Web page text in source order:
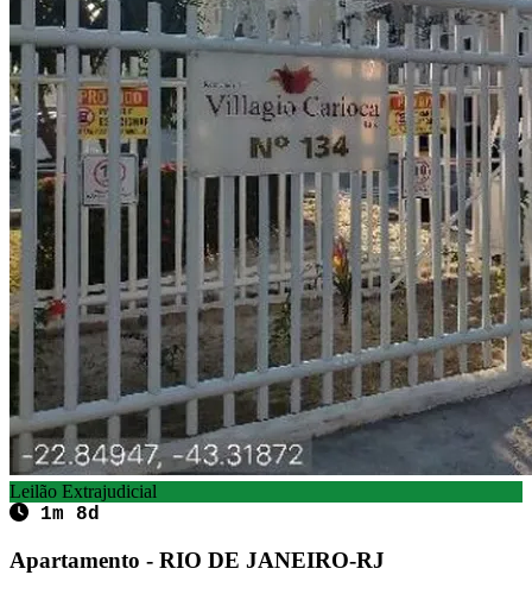
Leilão Extrajudicial
1m 8d
Apartamento - RIO DE JANEIRO-RJ